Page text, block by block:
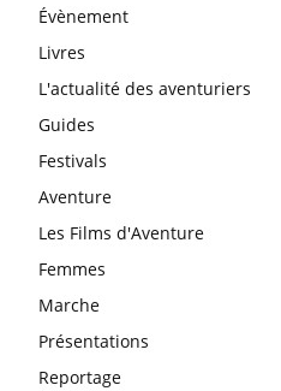
Évènement
Livres
L'actualité des aventuriers
Guides
Festivals
Aventure
Les Films d'Aventure
Femmes
Marche
Présentations
Reportage